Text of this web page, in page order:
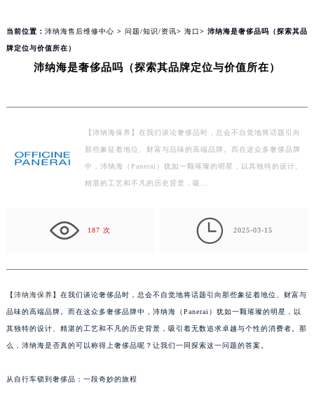
上海市黄浦区南京东路299号宏伊国际广场写字楼8层806室（需提前预约）
盐城市盐都区世纪大道5号盐城金融城写字楼1号楼16层1604室（需提前预约）
泰州市海陵区永定东路399号置地商务中心东塔写字楼（华润万象城）17层1706室（需提前预约）
南昌市红谷滩新区红谷中大道998号绿地双子塔（中央广场）A1座办公楼14层07室（需提前预约）
济南市历下区经十路11111号华润中心写字楼（万象城）15层1508室（需提前预约）
广州市天河区天河路230号万菱汇国际中心写字楼A塔7层704室（需提前预约）
广州市越秀区环市东路371-375号世界贸易中心大厦南塔写字楼15层07室（需提前预约）
当前位置： 沛纳海售后维修中心 > 问题/知识/资讯> 海口 > 沛纳海是奢侈品吗（探索其品
牌定位与价值所在）
沛纳海是奢侈品吗（探索其品牌定位与价值所在）
【沛纳海保养】在我们谈论奢侈品时，总会不自觉地将话题引向
那些象征着地位、财富与品味的高端品牌。而在这众多奢侈品牌
中，沛纳海（Panerai）犹如一颗璀璨的明星，以其独特的设计、
精湛的工艺和不凡的历史背景，吸…
187 次  2025-03-15
【 沛纳海保养 】在我们谈论奢侈品时，总会不自觉地将话题引向那些象征着地位、财富与
品味的高端品牌。而在这众多奢侈品牌中，沛纳海（Panerai）犹如一颗璀璨的明星，以
其独特的设计、精湛的工艺和不凡的历史背景，吸引着无数追求卓越与个性的消费者。那
么，沛纳海是否真的可以称得上奢侈品呢？让我们一同探索这一问题的答案。
从自行车锁到奢侈品：一段奇妙的旅程